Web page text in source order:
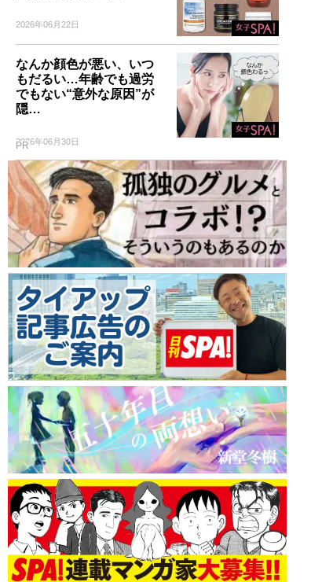
2026年06月22日
なんか顔色が悪い、いつ
もだるい…年齢でも過労
でもない“意外な原因”が
隠…
2026年06月30日
PR